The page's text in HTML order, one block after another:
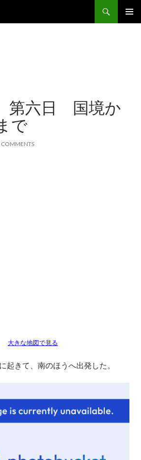
第六日 国境か
で
COMMENTS
大きな地図で見る
起きて、南のほうへ出発した。